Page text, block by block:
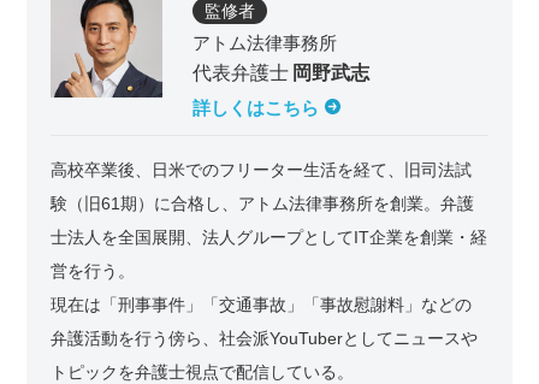
o
k
監修者
アトム法律事務所
代表弁護士 岡野武志
詳しくはこちら
高校卒業後、日米でのフリーター生活を経て、旧司法試
験（旧61期）に合格し、アトム法律事務所を創業。弁護
士法人を全国展開、法人グループとしてIT企業を創業・経
営を行う。
現在は「刑事事件」「交通事故」「事故慰謝料」などの
弁護活動を行う傍ら、社会派YouTuberとしてニュースや
トピックを弁護士視点で配信している。